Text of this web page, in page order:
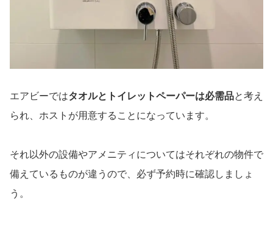
エアビーではタオルとトイレットペーパーは必需品と考え
られ、ホストが用意することになっています。
それ以外の設備やアメニティについてはそれぞれの物件で
備えているものが違うので、必ず予約時に確認しましょ
う。